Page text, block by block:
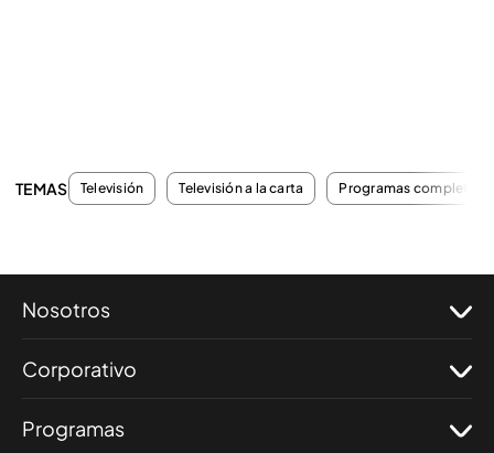
TEMAS Televisión Televisión a la carta Programas completos
Nosotros
Corporativo
Programas